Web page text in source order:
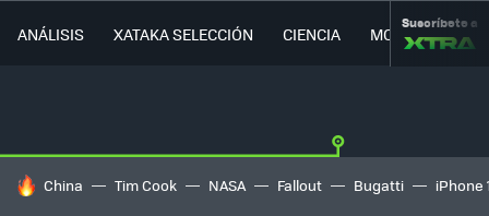
ANÁLISIS XATAKA SELECCIÓN CIENCIA MOVILIDAD
Suscríbete a
HOY SE HABLA DE
China Tim Cook NASA Fallout Bugatti iPhone